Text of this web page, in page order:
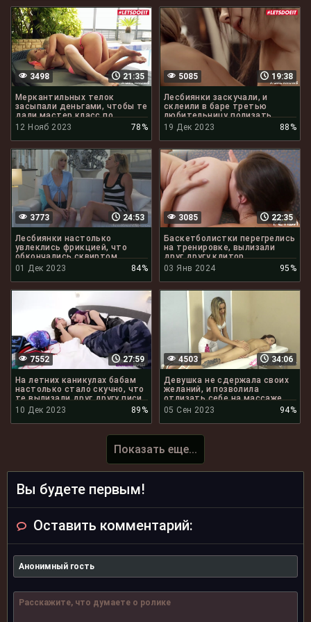
21:35
3498
Меркантильных телок
засыпали деньгами, чтобы те
дали мастер класс по
кунилингусу
12 Нояб 2023 78%
19:38
5085
Лесбиянки заскучали, и
склеили в баре третью
любительницу полизать
клитор
19 Дек 2023 88%
24:53
3773
Лесбиянки настолько
увлеклись фрикцией, что
обкончались сквиртом
01 Дек 2023
84%
22:35
3085
Баскетболистки перегрелись
на тренировке, вылизали
друг другу клитор
03 Янв 2024
95%
27:59
7552
На летних каникулах бабам
настолько стало скучно, что
те вылизали друг другу писи
10 Дек 2023
89%
34:06
4503
Девушка не сдержала своих
желаний, и позволила
отлизать себе на массаже
05 Сен 2023
94%
Показать еще...
Вы будете первым!
Оставить комментарий: